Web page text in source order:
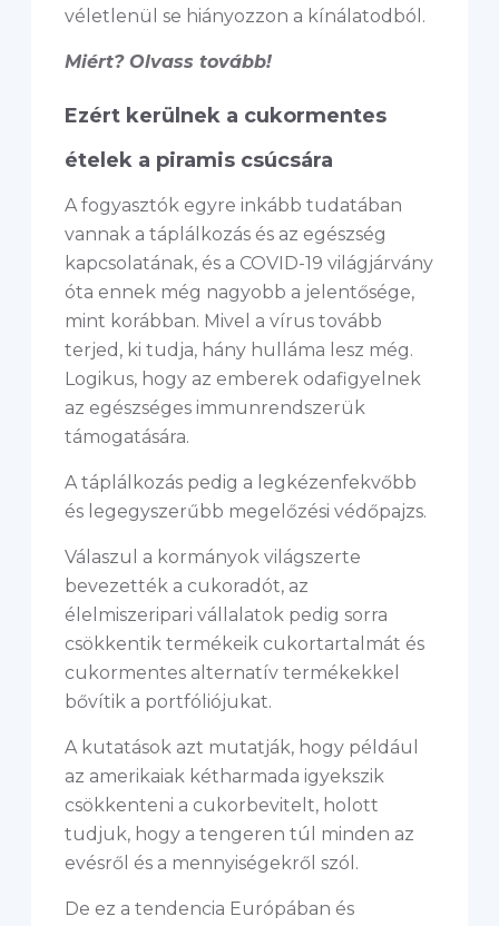
véletlenül se hiányozzon a kínálatodból.
Miért? Olvass tovább!
Ezért kerülnek a cukormentes
ételek a piramis csúcsára
A fogyasztók egyre inkább tudatában
vannak a táplálkozás és az egészség
kapcsolatának, és a COVID-19 világjárvány
óta ennek még nagyobb a jelentősége,
mint korábban. Mivel a vírus tovább
terjed, ki tudja, hány hulláma lesz még.
Logikus, hogy az emberek odafigyelnek
az egészséges immunrendszerük
támogatására.
A táplálkozás pedig a legkézenfekvőbb
és legegyszerűbb megelőzési védőpajzs.
Válaszul a kormányok világszerte
bevezették a cukoradót, az
élelmiszeripari vállalatok pedig sorra
csökkentik termékeik cukortartalmát és
cukormentes alternatív termékekkel
bővítik a portfóliójukat.
A kutatások azt mutatják, hogy például
az amerikaiak kétharmada igyekszik
csökkenteni a cukorbevitelt, holott
tudjuk, hogy a tengeren túl minden az
evésről és a mennyiségekről szól.
De ez a tendencia Európában és